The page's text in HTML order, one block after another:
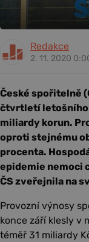
Redakce
2. 11. 2020
České spořitelně
čtvrtletí letošního
miliardy korun.
oproti stejnému
procenta.
epidemie nemoci
ČS zveřejnila na
Provozní výnosy
konce září klesly v
téměř 31 miliardy